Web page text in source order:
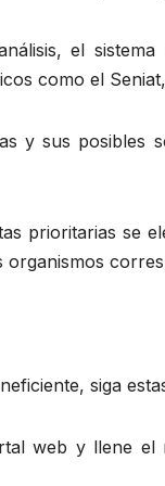
el
como el
y sus posibles
prioritarias se
siga
web y llene el